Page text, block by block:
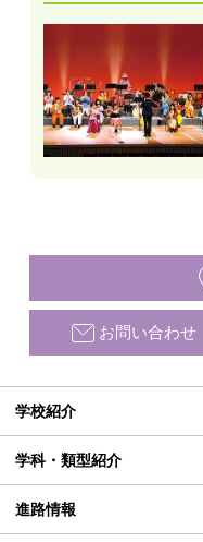
お問い合わせ
学校紹介
ごあいさつ、沿革
動画で見る学校案内、
学科・類型紹介
普通科Ⅱ類
進路情報